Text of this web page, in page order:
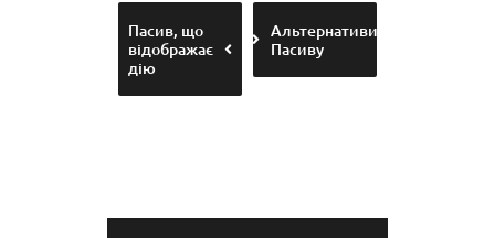
Пасив, що
відображає
дію
Альтернативи
Пасиву